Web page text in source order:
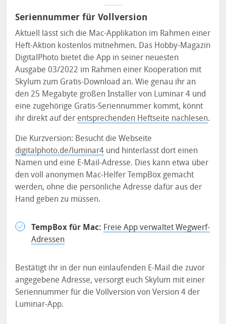
Seriennummer für Vollversion
Aktuell lässt sich die Mac-Applikation im Rahmen einer
Heft-Aktion kostenlos mitnehmen. Das Hobby-Magazin
DigitalPhoto bietet die App in seiner neuesten
Ausgabe 03/2022 im Rahmen einer Kooperation mit
Skylum zum Gratis-Download an. Wie genau ihr an
den 25 Megabyte großen Installer von Luminar 4 und
eine zugehörige Gratis-Seriennummer kommt, könnt
ihr direkt auf der entsprechenden Heftseite nachlesen.
Die Kurzversion: Besucht die Webseite
digitalphoto.de/luminar4 und hinterlasst dort einen
Namen und eine E-Mail-Adresse. Dies kann etwa über
den voll anonymen Mac-Helfer TempBox gemacht
werden, ohne die persönliche Adresse dafür aus der
Hand geben zu müssen.
TempBox für Mac: Freie App verwaltet Wegwerf-
Adressen
Bestätigt ihr in der nun einlaufenden E-Mail die zuvor
angegebene Adresse, versorgt euch Skylum mit einer
Seriennummer für die Vollversion von Version 4 der
Luminar-App.